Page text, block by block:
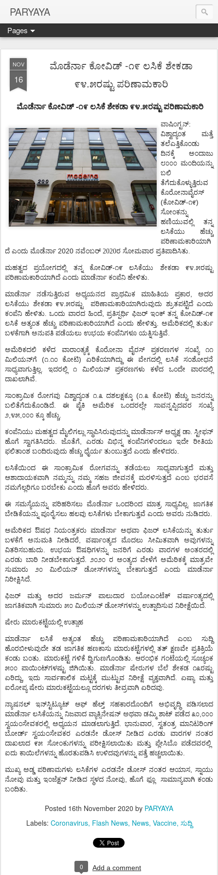
PARYAYA
Pages
NOV
16
ಮೊಡೆರ್ನಾ ಕೋವಿಡ್ -೧೯ ಲಸಿಕೆ ಶೇಕಡಾ
೯೪.೫ರಷ್ಟು ಪರಿಣಾಮಕಾರಿ
ಮೊಡೆರ್ನಾ ಕೋವಿಡ್-೧೯ ಲಸಿಕೆ ಶೇಕಡಾ ೯೪.೫ರಷ್ಟು ಪರಿಣಾಮಕಾರಿ
ವಾಷಿಂಗ್ಟನ್:
ವಿಶ್ವಾದ್ಯಂತ
ಮತ್ತೆ
ತಲೆಎತ್ತಿಕೊಂಡು
ದಿನಕ್ಕೆ
ಅಂದಾಜು
೮೦೦೦ ಮಂದಿಯನ್ನು
ಬಲಿ
ತೆಗೆದುಕೊಳ್ಳುತ್ತಿರುವ
ಕೊರೋನಾವೈರಸ್
(ಕೋವಿಡ್-೧೯)
ಸೋಂಕನ್ನು
ಹಣಿಯುವಲ್ಲಿ
ತನ್ನ
ಲಸಿಕೆಯು
ಹೆಚ್ಚು
ಪರಿಣಾಮಕಾರಿಯಾಗಿ
ದೆ ಎಂದು ಮೊಡೆರ್ನಾ 2020 ನವೆಂಬರ್ 2020ರ ಸೋಮವಾರ ಪ್ರತಿಪಾದಿಸಿತು.
ಮಹತ್ವದ ಪ್ರಯೋಗದಲ್ಲಿ ತನ್ನ ಕೋವಿಡ್-೧೯ ಲಸಿಕೆಯು ಶೇಕಡಾ ೯೪ .೫ರಷ್ಟು
ಪರಿಣಾಮಕಾರಿಯಾಗಿದೆ ಎಂದು ಮಾಡೆರ್ನಾ ಕಂಪೆನಿ ಹೇಳಿತು.
ಮಾಡೆರ್ನಾ ನಡೆಸುತ್ತಿರುವ ಅಧ್ಯಯನದ ಪ್ರಾಥಮಿಕ ಮಾಹಿತಿಯ ಪ್ರಕಾರ
ಅದರ
ಲಸಿಕೆಯು ಶೇಕಡಾ ೯೪ ೫ರಷ್ಟು ಪರಿಣಾಮಕಾರಿಯಾಗಿರುವುದು ಶ್ರುತಪಟ್ಟಿದೆ ಎಂದು
ಕಂಪೆನಿ ಹೇಳಿತು. ಒಂದು ವಾರದ ಹಿಂದೆ,ಪ್ರತಿಸ್ಪರ್ಧಿ ಫಿಜರ್ ಇಂಕ್ ತನ್ನ ಕೋವಿಡ್-೧೯
ಲಸಿಕೆ ಅತ್ಯಂತ ಹೆಚ್ಚು ಪರಿಣಾಮಕಾರಿಯಾಗಿದೆ ಎಂದು ಹೇಳಿತ್ತು ಅಮೆರಿಕದಲ್ಲಿ ತುರ್ತು
ಬಳಕೆಗಾಗಿ ಅನುಪತಿ ಪಡೆಯಲು ಉಭಯ ಕಂಪೆನಿಗಳೂ ಯತ್ನಿಸುತ್ತಿವೆ
ಅಮೆರಿಕದಲಿ ಕಳೆದ ವಾರಾಂತ್ಯಕ್ಕೆ ಕೊರೋನಾ ವೈರಸ್ ಪ್ರಕರಣಗಳ ಸಂಖ್ಯೆ
೧೧
ಮಿಲಿಯನ್ಗೆ (೧. ೧೦ ಕೋಟಿ) ಏರಿಕೆಯಾಗಿದ್ದು ಈ ವೇಗದಲ್ಲಿ ಲಸಿಕೆ
ಸಂಶೋಧನೆ
ಸಾಧ್ಯವಾಗುತ್ತಿಲ್ಲ
ಇದರಲ್ಲಿ ೧ ಮಿಲಿಯನ್ ಪ್ರಕರಣಗಳು ಕಳೆದ ಒಂದೇ
ವಾರದಲ್ಲಿ
ದಾಖಲಾಗಿವೆ
ಸಾಂಕ್ರಾಮಿಕ ರೋಗವು ವಿಶ್ವಾದ್ಯಂತ ೧. ೩ ದಶಲಕ್ಷಕ್ಕೂ (೧ .೩ ಕೋಟಿ) ಹೆಚ್ಚು ಜನರನ್ನು
ಬಲಿತೆಗೆದುಕೊಂಡಿದೆ .ಈ ಪೈಕಿ ಅಮೆರಿಕ ಒಂದರಲ್ಲೇ ಸಾವನ್ನಪ್ಪಿದವರ
ಸಂಖ್ಯೆ
೨ ೪೫ ೦೦೦ ಕ್ಕೂ ಹೆಚ್ಚು
ಕಂಪೆನಿಯು ಮಹತ್ವದ ಮೈಲಿಗಲ್ಲು ಸ್ಥಾಪಿಸಿರುವುದನ್ನು ಮಾಡೆರ್ನಾಸ್ ಅಧ್ಯಕ್ಷ ಡಾ ಸ್ಟೀಫನ್
ಹೊಗೆ
ಸ್ವಾಗತಿಸಿದರು ಜೊತೆಗೆ ಎರಡು ವಿಭಿನ್ನ ಕಂಪೆನಿಗಳಿಂದಲೂ ಇದೇ
ರೀತಿಯ
ಫಲಿತಾಂಶ ಬಂದಿರುವುದು ಹೆಚ್ಚು ಧೈರ್ಯ ತುಂಬುತ್ತದೆ ಎಂದು ಹೇಳಿದರು
ಲಸಿಕೆಯಿಂದ ಈ ಸಾಂಕ್ರಾಮಿಕ ರೋಗವನ್ನು ತಡೆಯಲು ಸಾಧ್ಯವಾಗುತ್ತದೆ
ಮತ್ತು
ಆಶಾದಾಯಕವಾಗಿ ನಮ್ಮನ್ನು ನಮ್ಮ ಸಹಜ ಜೀವನಕ್ಕೆ ಮರಳಿಸುತ್ತದೆ ಎಂಬ
ಭರವಸೆ
ನಮಗೆಲ್ಲರಿಗೂ ಬರಬೇಕು ಎಂದು ಹೊಗೆ ಅವರು ಹೇಳಿದರು
ಈ ಸಮಸ್ಯೆಯನ್ನು ಪರಿಹರಿಸಲು ಮೊಡೆರ್ನಾ ಒಂದರಿಂದ ಮಾತ್ರ ಸಾಧ್ಯವಿಲ್ಲ .ಜಾಗತಿಕ
ಬೇಡಿಕೆಯನ್ನು ಪೂರೈಸಲು ಹಲವು ಲಸಿಕೆಗಳು ಬೇಕಾಗುತ್ತವೆ ಎಂದು ಅವರು ನುಡಿದರು
ಅಮೆರಿಕದ ಔಷಧ ನಿಯಂತ್ರಕರು ಮಾಡೆರ್ನಾ ಅಥವಾ ಫಿಜರ್ ಲಸಿಕೆಯನ್ನು ತುರ್ತು
ಬಳಕೆಗೆ
ಅನುಮತಿ ನೀಡಿದರೆ ವರ್ಷಾಂತ್ಯದ ಮೊದಲು ಸೀಮಿತವಾಗಿ
ಅವುಗಳನ್ನು
ವಿತರಿಸಬಹುದು
ಉಭಯ ಔಷಧಿಗಳನ್ನು ಜನರಿಗೆ ಎರಡು ವಾರಗಳ
ಅಂತರದಲ್ಲಿ
ಎರಡು ಬಾರಿ ನೀಡಬೇಕಾಗುತ್ತದೆ ೨೦೨೦ ರ ಅಂತ್ಯದ ವೇಳೆಗೆ ಅಮೆರಿಕಕ್ಕೆ ಮಾತ್ರವೇ
ಸುಮಾರು
೨೦ ಮಿಲಿಯನ್ ಡೋಸ್ಗಳನ್ನು ಬೇಕಾಗುತ್ತದೆ ಎಂದು
ಮಾಡೆರ್ನಾ
ನಿರೀಕ್ಷಿಸಿದೆ
ಫಿಜರ್ ಮತ್ತು ಅದರ ಜರ್ಮನ್ ಪಾಲುದಾರ ಬಯೋಎಂಟೆಕ್
ವರ್ಷಾಂತ್ಯದಲ್ಲಿ
ಜಾಗತಿಕವಾಗಿ ಸುಮಾರು ೫೦ ಮಿಲಿಯನ್ ಡೋಸ್ಗಳನ್ನು ಉತ್ಪಾದಿಸುವ ನಿರೀಕ್ಷೆಯಿದೆ
ಷೇರು ಮಾರುಕಟ್ಟೆಯಲ್ಲಿ ಉತ್ಸಾಹ
ಮಾಡೆರ್ನಾ ಲಸಿಕೆ ಅತ್ಯಂತ ಹೆಚ್ಚು ಪರಿಣಾಮಕಾರಿಯಾಗಿದೆ ಎಂಬ
ಸುದ್ದಿ
ಹೊರಬೀಳುವುದೇ ತಡ ಜಾಗತಿಕ ಹಣಕಾಸು ಮಾರುಕಟ್ಟೆಗಳಲ್ಲಿ ತತ್ ಕ್ಷಣವೇ ಪ್ರತಿಕ್ರಿಯೆ
ಕಂಡು ಬಂತು ಮಾರುಕಟ್ಟೆ ಗಳಿಕೆ ದ್ವಿಗುಣಗೊಂಡಿತು .ಆರಂಭಿಕ ಗಂಟೆಯಲ್ಲಿ ಸೂಚ್ಯಂಕ
೫೦೦ ಪಾಯಿಂಟ್ಗಳಷ್ಟು ಜಿಗಿಯಿತು .ಮಾಡೆರ್ನಾ ಷೇರುಗಳ ಬೆಲೆ ಶೇಕಡ
೧೩ರಷ್ಟು
ಏರಿದ್ದು
ಇದು ಸಾರ್ವಕಾಲಿಕ ಮಟ್ಟಕ್ಕೆ ಮುಟ್ಟುವ ನಿರೀಕ್ಷೆ ವ್ಯಕ್ತವಾಗಿದೆ.ಏಷ್ಯಾ ಮತ್ತು
ಐರೋಪ್ಯ ಷೇರು ಮಾರುಕಟ್ಟೆಯಲ್ಲೂ ದರಗಳು ತೀವ್ರವಾಗಿ ಏರಿದವು
ನ್ಯಾಷನಲ್ ಇನ್ಸ್ಟಿಟ್ಯೂಟ್ ಆಫ್ ಹೆಲ್ತ್ ಸಹಕಾರದೊಂದಿಗೆ ಅಭಿವೃದ್ಧಿ
ಪಡಿಸಲಾದ
ಮಾಡೆರ್ನಾ ಲಸಿಕೆಯನ್ನು ನಿಜವಾದ ವ್ಯಾಕ್ಸಿನೇಷನ್ ಅಥವಾ ಡಮ್ಮಿ ಶಾಟ್ ಪಡೆದ ೩೦ ೦೦೦
ಸ್ವಯಂಸೇವಕರಲ್ಲಿ ಅಧ್ಯಯನ ಮಾಡಲಾಗುತ್ತಿದೆ.ಭಾನುವಾರ ,ಸ್ವತಂತ್ರ ಮಾನಿಟರಿಂಗ್
ಬೋರ್ಡ್
ಸ್ವಯಂಸೇವಕರ ಎರಡನೇ ಡೋಸ್ ನೀಡಿದ ಎರಡು ವಾರಗಳ
ನಂತರ
ದಾಖಲಾದ ೯೫ ಸೋಂಕುಗಳನ್ನು ಪರೀಕ್ಷಿಸಲಾಯಿತು ಮತ್ತು ಪ್ಲೇಸಿಬೊ ಪಡೆದವರಲ್ಲಿ
ಐದು ಕಾಯಿಲೆಗಳನ್ನು ಹೊರತುಪಡಿಸಿ ಉಳಿದವುಗಳನ್ನು ಪತ್ತೆ ಹಚ್ಚಲಾಯಿತು
ಮುಖ್ಯ ಅಡ್ಡ ಪರಿಣಾಮಗಳು ಲಸಿಕೆಗಳ ಎರಡನೇ ಡೋಸ್ ನಂತರ ಆಯಾಸ, ಸ್ನಾಯು
ನೋವು ಮತ್ತು ಇಂಜೆಕ್ಷನ್ ನೀಡಿದ ಸ್ಥಳದ ನೋವು ,ಹೊಗೆ ಫ್ಲೂ ಸಾಮಾನ್ಯವಾಗಿ ಕಂಡು
ಬಂದಿತು
Posted 16th November 2020 by PARYAYA
Labels: Coronavirus Flash News News Vaccine ಸುದ್ದಿ
0 Add a comment